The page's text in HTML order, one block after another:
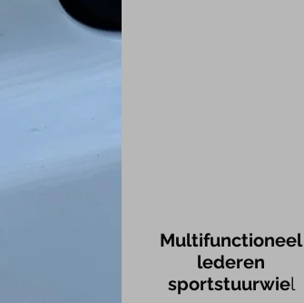
Multifunctioneel
lederen
sportstuurwiel